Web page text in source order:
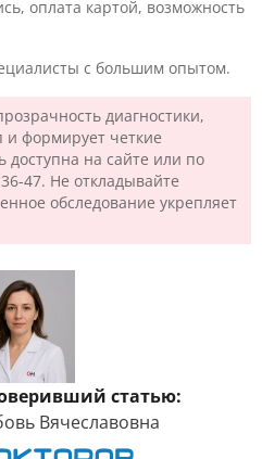
оплата картой, возможность
с большим опытом.
диагностики,
и формирует четкие
доступна на сайте или по
47. Не откладывайте
обследование укрепляет
статью:
Вячеславовна